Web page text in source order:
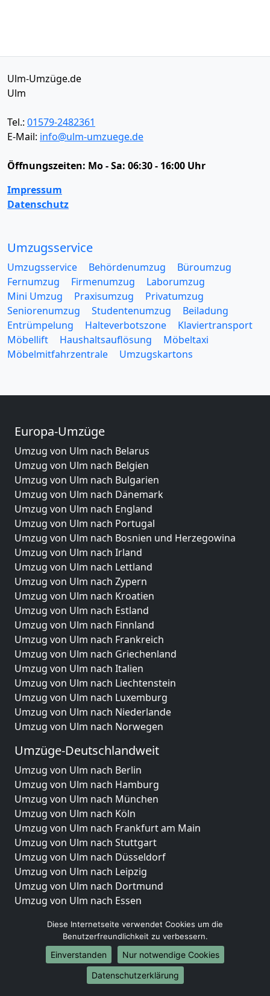
Ulm-Umzüge.de
Ulm
Tel.: 01579-2482361
E-Mail: info@ulm-umzuege.de
Öffnungszeiten: Mo - Sa: 06:30 - 16:00 Uhr
Impressum
Datenschutz
Umzugsservice
Umzugsservice Behördenumzug
Büroumzug
Fernumzug
Firmenumzug
Laborumzug
Mini Umzug
Praxisumzug
Privatumzug
Seniorenumzug
Studentenumzug
Beiladung
Entrümpelung
Halteverbotszone
Klaviertransport
Möbellift
Haushaltsauflösung
Möbeltaxi
Möbelmitfahrzentrale
Umzugskartons
Europa-Umzüge
Umzug von Ulm nach Belarus
Umzug von Ulm nach Belgien
Umzug von Ulm nach Bulgarien
Umzug von Ulm nach Dänemark
Umzug von Ulm nach England
Umzug von Ulm nach Portugal
Umzug von Ulm nach Bosnien und Herzegowina
Umzug von Ulm nach Irland
Umzug von Ulm nach Lettland
Umzug von Ulm nach Zypern
Umzug von Ulm nach Kroatien
Umzug von Ulm nach Estland
Umzug von Ulm nach Finnland
Umzug von Ulm nach Frankreich
Umzug von Ulm nach Griechenland
Umzug von Ulm nach Italien
Umzug von Ulm nach Liechtenstein
Umzug von Ulm nach Luxemburg
Umzug von Ulm nach Niederlande
Umzug von Ulm nach Norwegen
Umzüge-Deutschlandweit
Umzug von Ulm nach Berlin
Umzug von Ulm nach Hamburg
Umzug von Ulm nach München
Umzug von Ulm nach Köln
Umzug von Ulm nach Frankfurt am Main
Umzug von Ulm nach Stuttgart
Umzug von Ulm nach Düsseldorf
Umzug von Ulm nach Leipzig
Umzug von Ulm nach Dortmund
Umzug von Ulm nach Essen
Umzug von Ulm nach Dresden
Umzug von Ulm nach Hannover
Umzug von Ulm nach Nürnberg
Umzug von Ulm nach Duisburg
Umzug von Ulm nach Bochum
Diese Internetseite verwendet Cookies um die
Benutzerfreundlichkeit zu verbessern.
Einverstanden
Nur notwendige Cookies
Datenschutzerklärung